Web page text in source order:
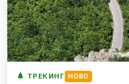
ТРЕКИНГ НОВО